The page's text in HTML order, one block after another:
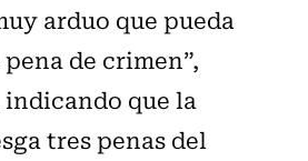
arduo que pueda
de crimen”,
indicando que la
tres penas del